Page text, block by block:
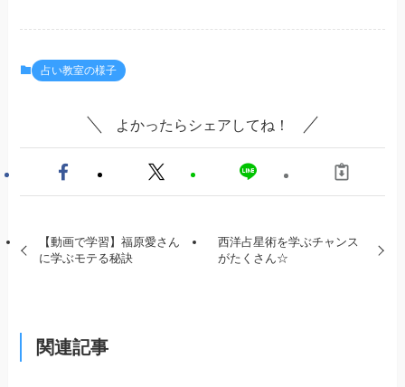
占い教室の様子
よかったらシェアしてね！
【動画で学習】福原愛さん
に学ぶモテる秘訣
西洋占星術を学ぶチャンス
がたくさん☆
関連記事